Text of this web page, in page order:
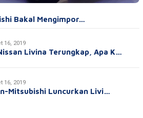
Bakal Mengimpor…
16, 2019
Livina Terungkap, Apa K…
16, 2019
Mitsubishi Luncurkan Livi…